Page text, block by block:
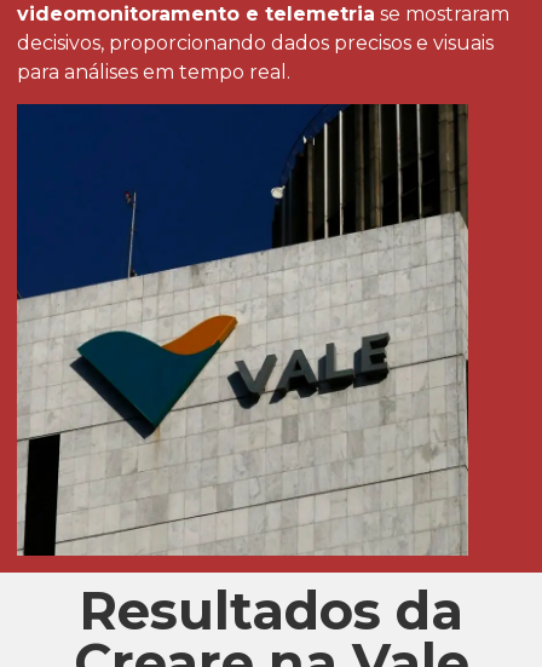
videomonitoramento e telemetria se mostraram
decisivos, proporcionando dados precisos e visuais
para análises em tempo real.
Resultados da